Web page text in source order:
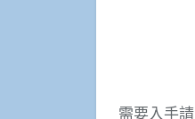
需要入手